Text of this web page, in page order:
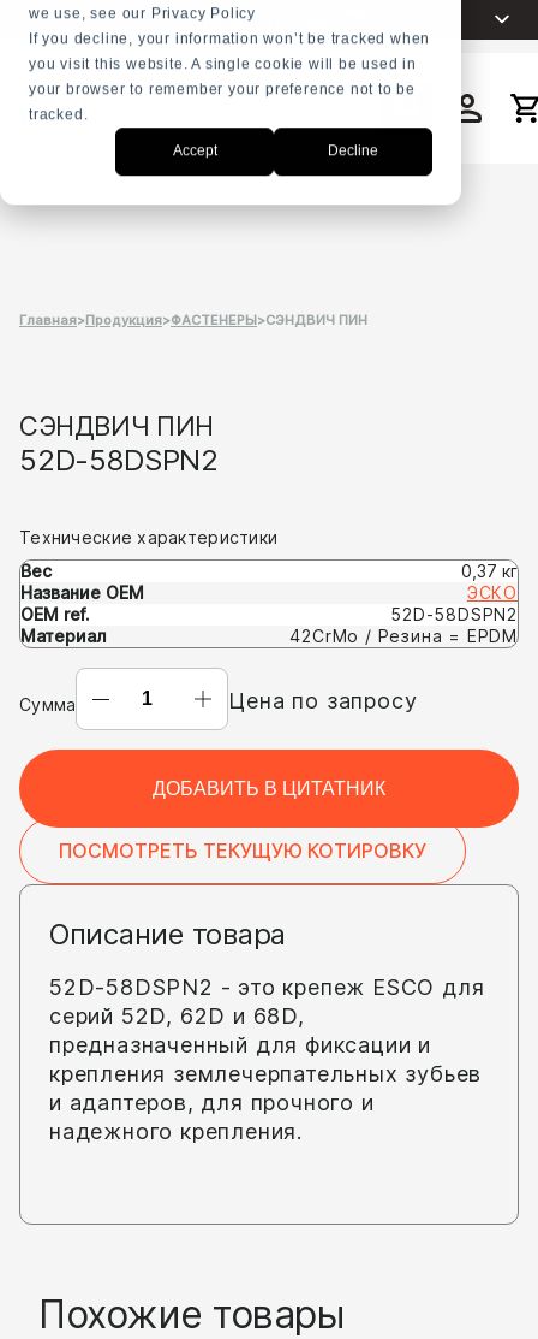
we use, see our Privacy Policy
If you decline, your information won’t be tracked when
you visit this website. A single cookie will be used in
your browser to remember your preference not to be
tracked.
Accept Decline
+31 23 5278282 Выберите язык
English
Español
Главная>Продукция>ФАСТЕНЕРЫ>СЭНДВИЧ ПИН
Описание товара
52D-58DSPN2 - это крепеж ESCO для
серий 52D, 62D и 68D,
предназначенный для фиксации и
крепления землечерпательных зубьев
и адаптеров, для прочного и
надежного крепления.
СЭНДВИЧ ПИН
52D-58DSPN2
Технические характеристики
Вес
0,37 кг
Название OEM
ЭСКО
OEM ref.
52D-58DSPN2
Материал
42CrMo / Резина = EPDM
Сумма
СЭНДВИЧ-
ШТЫРЬ
ESCO
52D-
58DSPN2)
Цена по запросу
ДОБАВИТЬ В ЦИТАТНИК
ПОСМОТРЕТЬ ТЕКУЩУЮ КОТИРОВКУ
Похожие товары